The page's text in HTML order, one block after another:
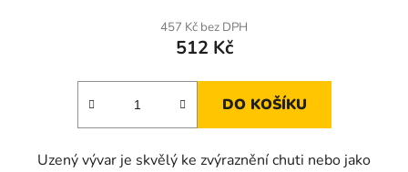
457 Kč bez DPH
512 Kč
DO KOŠÍKU
Uzený vývar je skvělý ke zvýraznění chuti nebo jako